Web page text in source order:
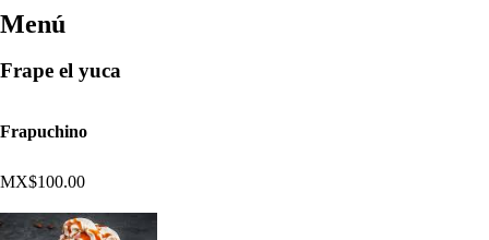
Menú
Frape el yuca
Frapuchino
MX$100.00